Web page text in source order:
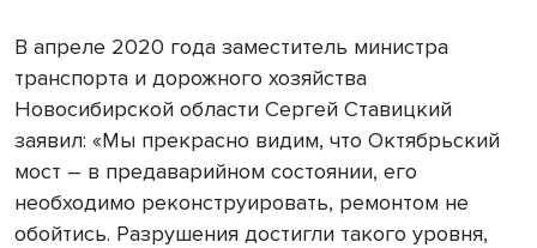
В апреле 2020 года заместитель министра
транспорта и дорожного хозяйства
Новосибирской области Сергей Ставицкий
заявил: «Мы прекрасно видим, что Октябрьский
мост – в предаварийном состоянии, его
необходимо реконструировать, ремонтом не
обойтись. Разрушения достигли такого уровня,